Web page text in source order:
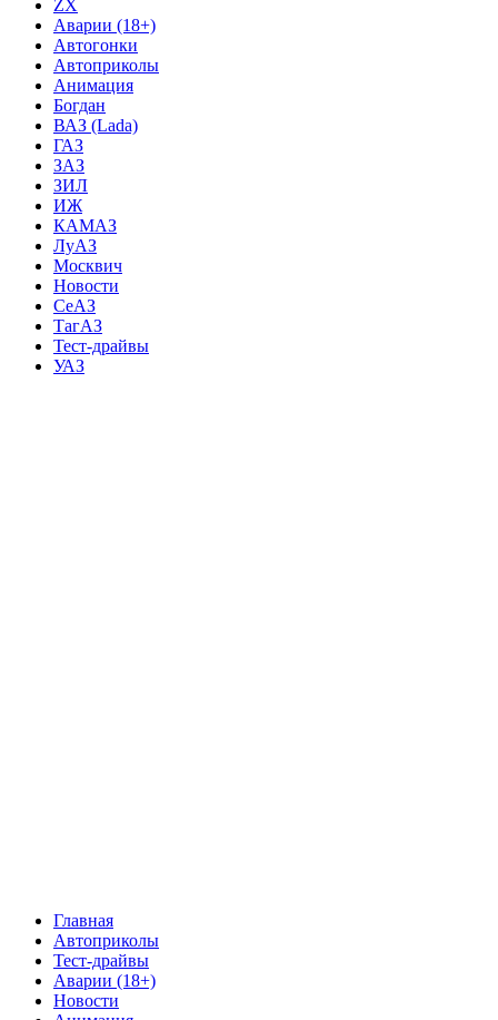
ZX
Аварии (18+)
Автогонки
Автоприколы
Анимация
Богдан
ВАЗ (Lada)
ГАЗ
ЗАЗ
ЗИЛ
ИЖ
КАМАЗ
ЛуАЗ
Москвич
Новости
СеАЗ
ТагАЗ
Тест-драйвы
УАЗ
Главная
Автоприколы
Тест-драйвы
Аварии (18+)
Новости